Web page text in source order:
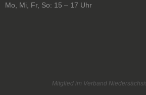
Mo, Mi, Fr, So: 15 – 17 Uhr
Mitglied im Verband